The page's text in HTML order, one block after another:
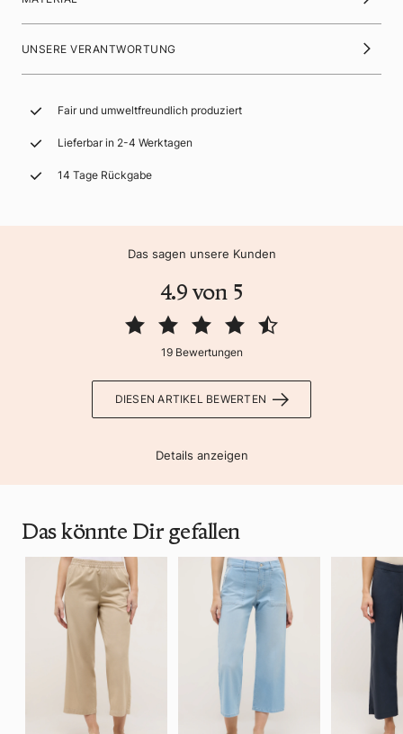
UNSERE VERANTWORTUNG
Fair und umweltfreundlich produziert
Lieferbar in 2-4 Werktagen
14 Tage Rückgabe
Das sagen unsere Kunden
4.9 von 5
19 Bewertungen
DIESEN ARTIKEL BEWERTEN
Details anzeigen
Das könnte Dir gefallen